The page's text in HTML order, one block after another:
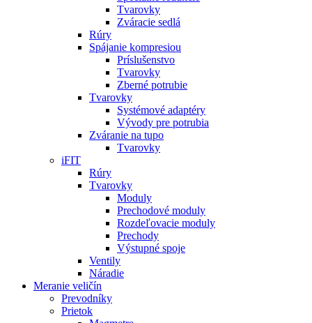
Tvarovky
Zváracie sedlá
Rúry
Spájanie kompresiou
Príslušenstvo
Tvarovky
Zberné potrubie
Tvarovky
Systémové adaptéry
Vývody pre potrubia
Zváranie na tupo
Tvarovky
iFIT
Rúry
Tvarovky
Moduly
Prechodové moduly
Rozdeľovacie moduly
Prechody
Výstupné spoje
Ventily
Náradie
Meranie veličín
Prevodníky
Prietok